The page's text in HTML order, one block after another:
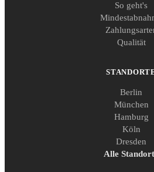
So geht's
Qualität
Berlin
München
Hamburg
Köln
Dresden
Alle